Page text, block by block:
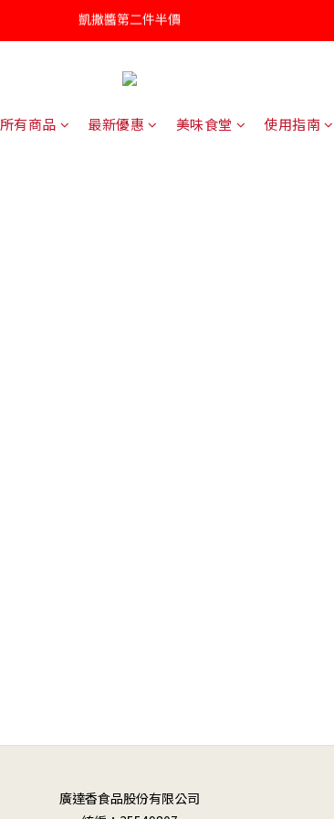
凱撒醬第二件半價
凱撒醬第二件半價
凱撒醬第二件半價
所有商品 最新優惠 美味食堂 使用指南
廣達香食品股份有限公司